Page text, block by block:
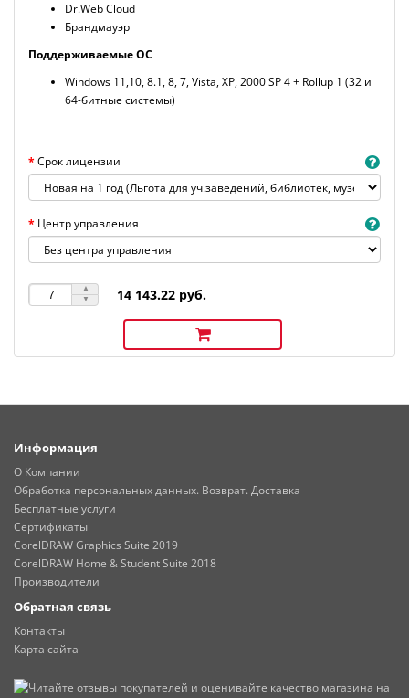
Dr.Web Cloud
Брандмауэр
Поддерживаемые ОС
Windows 11,10, 8.1, 8, 7, Vista, XP, 2000 SP 4 + Rollup 1 (32 и
64-битные системы)
Срок лицензии
Центр управления
14 143.22 руб.
Информация
О Компании
Обработка персональных данных. Возврат. Доставка
Бесплатные услуги
Сертификаты
CorelDRAW Graphics Suite 2019
CorelDRAW Home & Student Suite 2018
Производители
Обратная связь
Контакты
Карта сайта